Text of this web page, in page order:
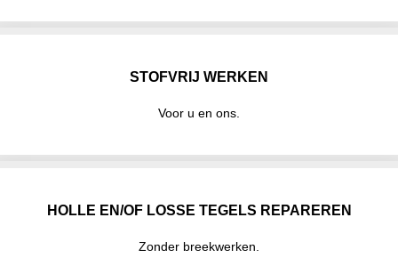
STOFVRIJ WERKEN
Voor u en ons.
HOLLE EN/OF LOSSE TEGELS REPAREREN
Zonder breekwerken.